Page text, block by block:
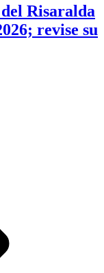
Risaralda
revise su